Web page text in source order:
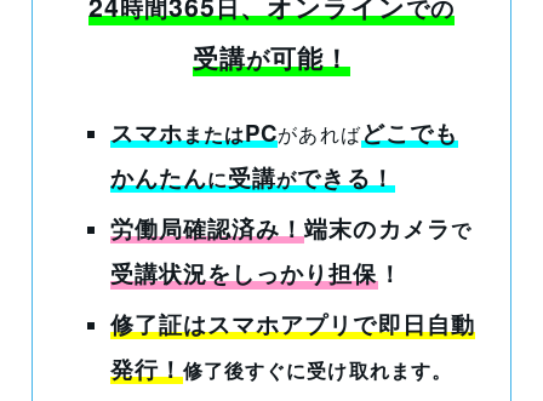
時間 日 での
受講が可能！
スマホまたはPCがあればどこでも
かんたんに受講ができる！
労働局確認済み！端末のカメラで
受講状況をしっかり担保！
修了証はスマホアプリで即日自動
発行！修了後すぐに受け取れます。